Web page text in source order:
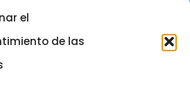
el
de las
Accés socis